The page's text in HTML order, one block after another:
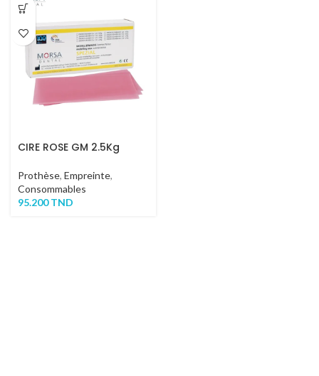
CIRE ROSE GM 2.5Kg
Prothèse, Empreinte,
Consommables
95.200TND